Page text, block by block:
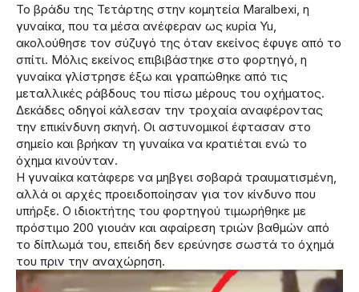
Το βράδυ της Τετάρτης στην κομητεία Maralbexi, η
γυναίκα, που τα μέσα ανέφεραν ως κυρία Yu,
ακολούθησε τον σύζυγό της όταν εκείνος έφυγε από το
σπίτι. Μόλις εκείνος επιβιβάστηκε στο φορτηγό, η
γυναίκα γλίστρησε έξω και γραπώθηκε από τις
μεταλλικές ράβδους του πίσω μέρους του οχήματος.
Δεκάδες οδηγοί κάλεσαν την τροχαία αναφέροντας
την επικίνδυνη σκηνή. Οι αστυνομικοί έφτασαν στο
σημείο και βρήκαν τη γυναίκα να κρατιέται ενώ το
όχημα κινούνταν.
Η γυναίκα κατάφερε να μηβγει σοβαρά τραυματισμένη,
αλλά οι αρχές προειδοποίησαν για τον κίνδυνο που
υπήρξε. Ο ιδιοκτήτης του φορτηγού τιμωρήθηκε με
πρόστιμο 200 γιουάν και αφαίρεση τριών βαθμών από
το δίπλωμά του, επειδή δεν ερεύνησε σωστά το όχημά
του πριν την αναχώρηση.